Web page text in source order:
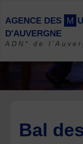
content
AGENCE DES M U
D'AUVERGNE
ADN* de
Bal